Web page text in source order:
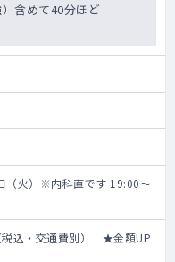
含めて40分ほど
（火）※内科直です 19:00～
込・交通費別） ★金額UP